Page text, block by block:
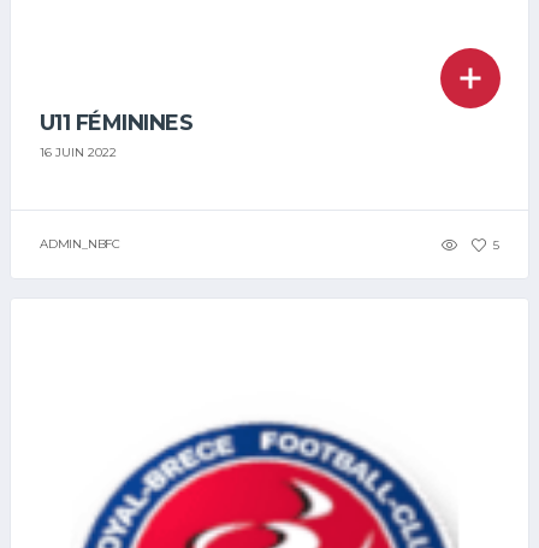
U11 FÉMININES
16 JUIN 2022
ADMIN_NBFC 5